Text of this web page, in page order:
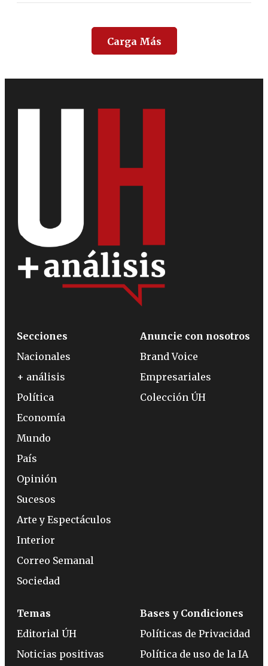
Carga Más
Secciones
Nacionales
+ análisis
Política
Economía
Mundo
País
Opinión
Sucesos
Arte y Espectáculos
Interior
Correo Semanal
Sociedad
Anuncie con nosotros
Brand Voice
Empresariales
Colección ÚH
Temas
Editorial ÚH
Noticias positivas
Bases y Condiciones
Políticas de Privacidad
Política de uso de la IA